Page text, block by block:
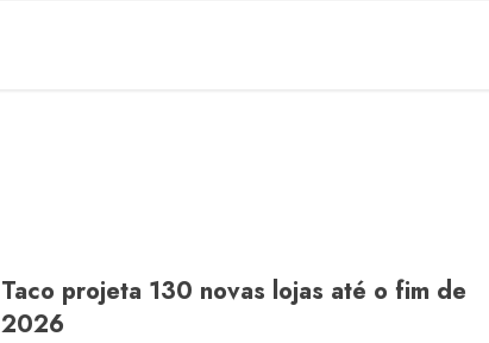
Taco projeta 130 novas lojas até o fim de
2026